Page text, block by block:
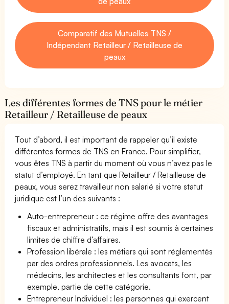
Comparatif des Mutuelles TNS /
Indépendant Retailleur / Retailleuse de
peaux
Les différentes formes de TNS pour le métier
Retailleur / Retailleuse de peaux
Tout d’abord, il est important de rappeler qu’il existe
différentes formes de TNS en France. Pour simplifier,
vous êtes TNS à partir du moment où vous n’avez pas le
statut d’employé. En tant que Retailleur / Retailleuse de
peaux, vous serez travailleur non salarié si votre statut
juridique est l’un des suivants :
Auto-entrepreneur : ce régime offre des avantages
fiscaux et administratifs, mais il est soumis à certaines
limites de chiffre d’affaires.
Profession libérale : les métiers qui sont réglementés
par des ordres professionnels. Les avocats, les
médecins, les architectes et les consultants font, par
exemple, partie de cette catégorie.
Entrepreneur Individuel : les personnes qui exercent